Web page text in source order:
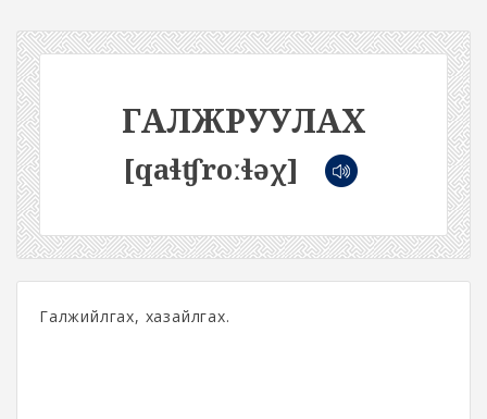
ГАЛЖРУУЛАХ
[qaɬʧroːɬəχ]
Галжийлгах, хазайлгах.